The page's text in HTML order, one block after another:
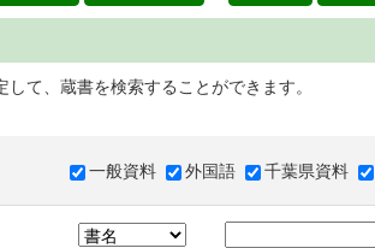
して、蔵書を検索することができます。
一般資料 外国語 千葉県資料